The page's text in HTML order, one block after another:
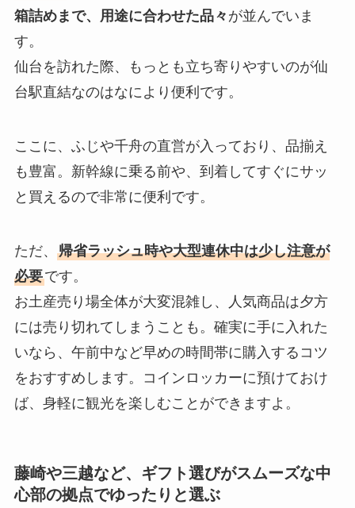
箱詰めまで、用途に合わせた品々 が並んでいま
す。
仙台を訪れた際、もっとも立ち寄りやすいのが仙
台駅直結なのはなにより便利です。
ここに、ふじや千舟の直営が入っており、品揃え
も豊富。新幹線に乗る前や、到着してすぐにサッ
と買えるので非常に便利です。
ただ、 帰省ラッシュ時や大型連休中は少し注意が
必要です。
お土産売り場全体が大変混雑し、人気商品は夕方
には売り切れてしまうことも。確実に手に入れた
いなら、午前中など早めの時間帯に購入するコツ
をおすすめします。コインロッカーに預けておけ
ば、身軽に観光を楽しむことができますよ。
藤崎や三越など、ギフト選びがスムーズな中
心部の拠点でゆったりと選ぶ